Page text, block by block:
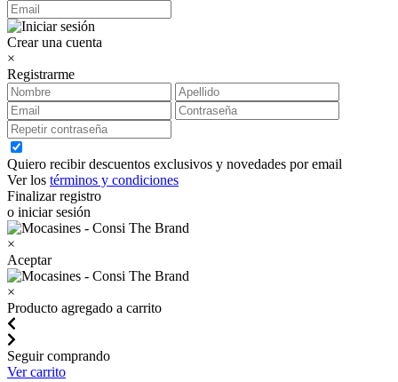
Crear una cuenta
×
Registrarme
Quiero recibir descuentos exclusivos y novedades por email
Ver los términos y condiciones
Finalizar registro
o iniciar sesión
×
Aceptar
×
Producto agregado a carrito
Seguir comprando
Ver carrito